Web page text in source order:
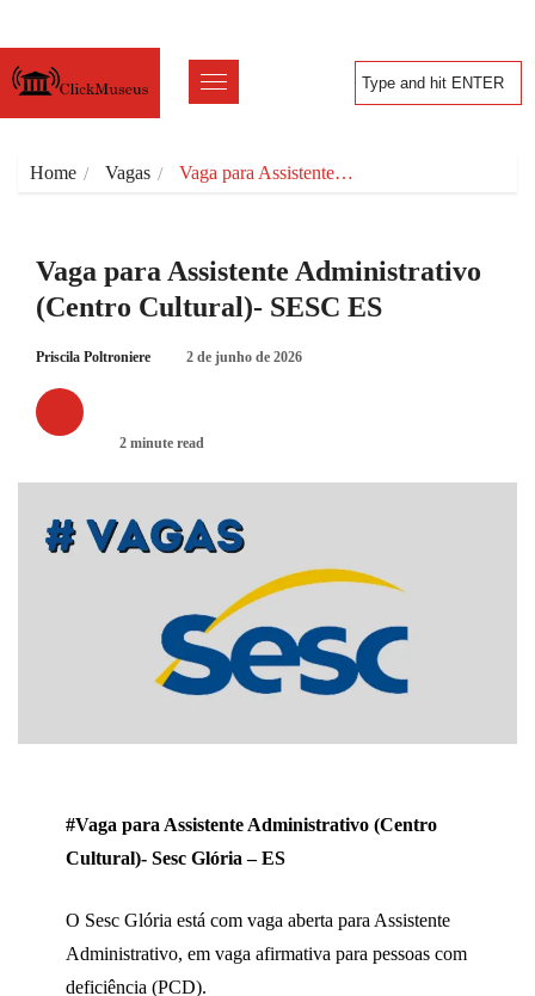
Home Vagas Vaga para Assistente…
Vaga para Assistente Administrativo
(Centro Cultural)- SESC ES
Priscila Poltroniere 2 de junho de 2026
2 minute read
#Vaga para Assistente Administrativo (Centro
Cultural)- Sesc Glória – ES
O Sesc Glória está com vaga aberta para Assistente
Administrativo, em vaga afirmativa para pessoas com
deficiência (PCD).